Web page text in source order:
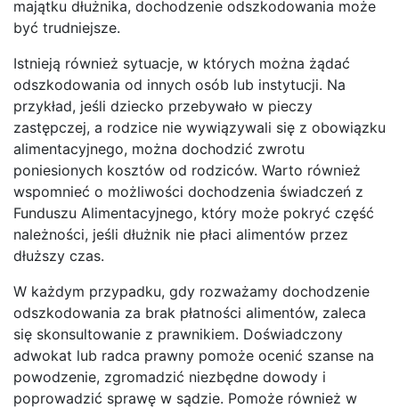
majątku dłużnika, dochodzenie odszkodowania może
być trudniejsze.
Istnieją również sytuacje, w których można żądać
odszkodowania od innych osób lub instytucji. Na
przykład, jeśli dziecko przebywało w pieczy
zastępczej, a rodzice nie wywiązywali się z obowiązku
alimentacyjnego, można dochodzić zwrotu
poniesionych kosztów od rodziców. Warto również
wspomnieć o możliwości dochodzenia świadczeń z
Funduszu Alimentacyjnego, który może pokryć część
należności, jeśli dłużnik nie płaci alimentów przez
dłuższy czas.
W każdym przypadku, gdy rozważamy dochodzenie
odszkodowania za brak płatności alimentów, zaleca
się skonsultowanie z prawnikiem. Doświadczony
adwokat lub radca prawny pomoże ocenić szanse na
powodzenie, zgromadzić niezbędne dowody i
poprowadzić sprawę w sądzie. Pomoże również w